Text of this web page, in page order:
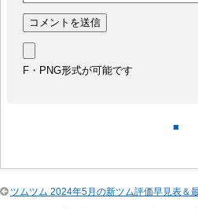
F・PNG形式が可能です
■
ツムツム 2024年5月の新ツム評価早見表＆